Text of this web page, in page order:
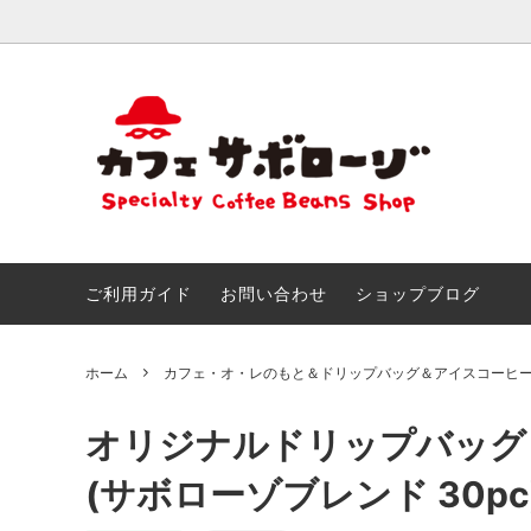
おためしセット
チョコ＆スイーツのためのマリアージュ サボロ
ごあいさつ
ご利用ガイド お問い合わせ ショップブログ
ホーム カフェ・オ・レのもと＆ドリップバッグ＆アイスコーヒー
オリジナルドリップバッグ
(サボローゾブレンド